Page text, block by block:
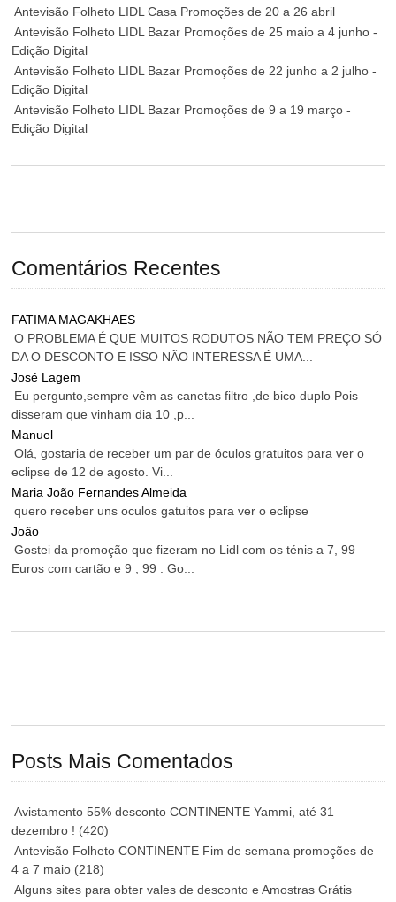
Antevisão Folheto LIDL Casa Promoções de 20 a 26 abril
Antevisão Folheto LIDL Bazar Promoções de 25 maio a 4 junho -
Edição Digital
Antevisão Folheto LIDL Bazar Promoções de 22 junho a 2 julho -
Edição Digital
Antevisão Folheto LIDL Bazar Promoções de 9 a 19 março -
Edição Digital
Comentários Recentes
FATIMA MAGAKHAES
O PROBLEMA É QUE MUITOS RODUTOS NÃO TEM PREÇO SÓ
DA O DESCONTO E ISSO NÃO INTERESSA É UMA...
José Lagem
Eu pergunto,sempre vêm as canetas filtro ,de bico duplo Pois
disseram que vinham dia 10 ,p...
Manuel
Olá, gostaria de receber um par de óculos gratuitos para ver o
eclipse de 12 de agosto. Vi...
Maria João Fernandes Almeida
quero receber uns oculos gatuitos para ver o eclipse
João
Gostei da promoção que fizeram no Lidl com os ténis a 7, 99
Euros com cartão e 9 , 99 . Go...
Posts Mais Comentados
Avistamento 55% desconto CONTINENTE Yammi, até 31
dezembro ! (420)
Antevisão Folheto CONTINENTE Fim de semana promoções de
4 a 7 maio (218)
Alguns sites para obter vales de desconto e Amostras Grátis